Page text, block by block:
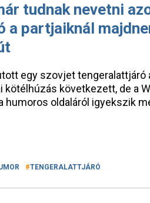
tudnak nevetni
a partjaiknál
egy szovjet tengeralattjáró
kötélhúzás következett, de a
humoros oldaláról igyekszik
TENGERALATTJÁRÓ